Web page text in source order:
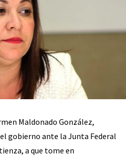
Maldonado González,
gobierno ante la Junta Federal
a que tome en